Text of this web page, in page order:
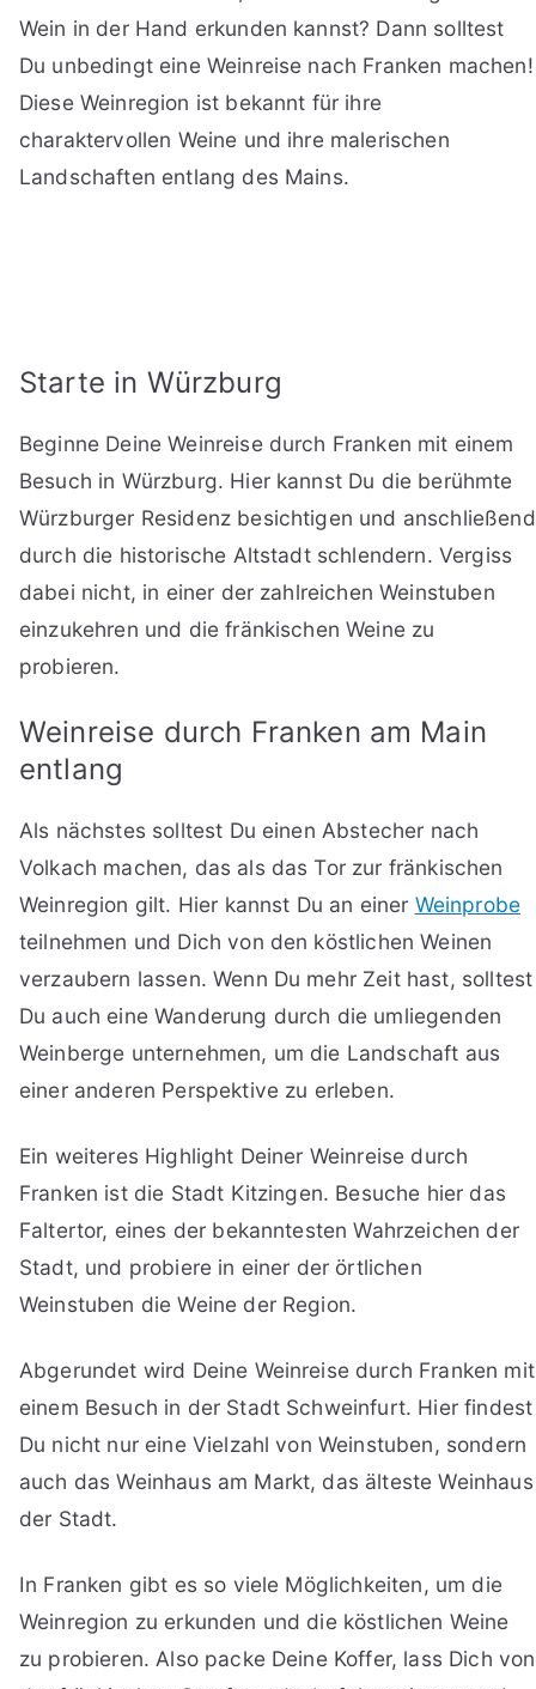
Wein in der Hand erkunden kannst? Dann solltest
Du unbedingt eine Weinreise nach Franken machen!
Diese Weinregion ist bekannt für ihre
charaktervollen Weine und ihre malerischen
Landschaften entlang des Mains.
Starte in Würzburg
Beginne Deine Weinreise durch Franken mit einem
Besuch in Würzburg. Hier kannst Du die berühmte
Würzburger Residenz besichtigen und anschließend
durch die historische Altstadt schlendern. Vergiss
dabei nicht, in einer der zahlreichen Weinstuben
einzukehren und die fränkischen Weine zu
probieren.
Weinreise durch Franken am Main
entlang
Als nächstes solltest Du einen Abstecher nach
Volkach machen, das als das Tor zur fränkischen
Weinregion gilt. Hier kannst Du an einer Weinprobe
teilnehmen und Dich von den köstlichen Weinen
verzaubern lassen. Wenn Du mehr Zeit hast, solltest
Du auch eine Wanderung durch die umliegenden
Weinberge unternehmen, um die Landschaft aus
einer anderen Perspektive zu erleben.
Ein weiteres Highlight Deiner Weinreise durch
Franken ist die Stadt Kitzingen. Besuche hier das
Faltertor, eines der bekanntesten Wahrzeichen der
Stadt, und probiere in einer der örtlichen
Weinstuben die Weine der Region.
Abgerundet wird Deine Weinreise durch Franken mit
einem Besuch in der Stadt Schweinfurt. Hier findest
Du nicht nur eine Vielzahl von Weinstuben, sondern
auch das Weinhaus am Markt, das älteste Weinhaus
der Stadt.
In Franken gibt es so viele Möglichkeiten, um die
Weinregion zu erkunden und die köstlichen Weine
zu probieren. Also packe Deine Koffer, lass Dich von